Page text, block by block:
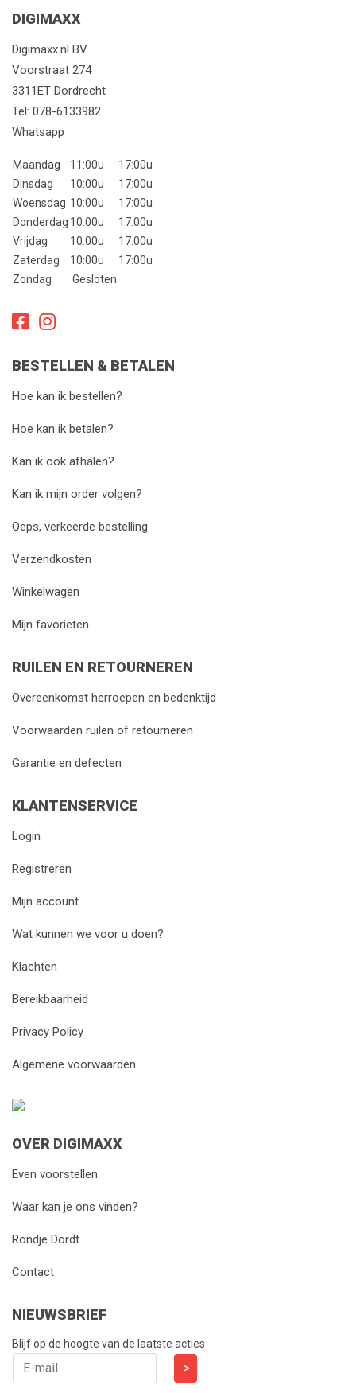
DIGIMAXX
Digimaxx.nl BV
Voorstraat 274
3311ET Dordrecht
Tel: 078-6133982
Whatsapp
Maandag 11:00u
17:00u
Dinsdag
10:00u
17:00u
Woensdag 10:00u
17:00u
Donderdag 10:00u
17:00u
Vrijdag
10:00u
17:00u
Zaterdag
10:00u
17:00u
Zondag
Gesloten
BESTELLEN & BETALEN
Hoe kan ik bestellen?
Hoe kan ik betalen?
Kan ik ook afhalen?
Kan ik mijn order volgen?
Oeps, verkeerde bestelling
Verzendkosten
Winkelwagen
Mijn favorieten
RUILEN EN RETOURNEREN
Overeenkomst herroepen en bedenktijd
Voorwaarden ruilen of retourneren
Garantie en defecten
KLANTENSERVICE
Login
Registreren
Mijn account
Wat kunnen we voor u doen?
Klachten
Bereikbaarheid
Privacy Policy
Algemene voorwaarden
OVER DIGIMAXX
Even voorstellen
Waar kan je ons vinden?
Rondje Dordt
Contact
NIEUWSBRIEF
Blijf op de hoogte van de laatste acties